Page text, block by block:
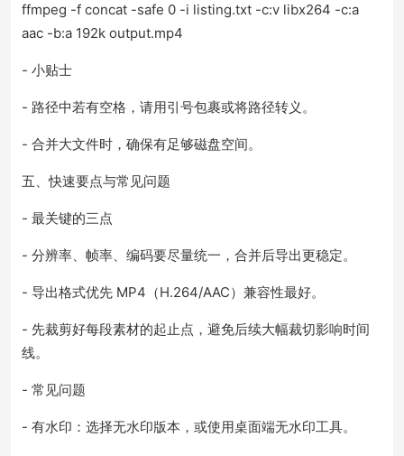
ffmpeg -f concat -safe 0 -i listing.txt -c:v libx264 -c:a
aac -b:a 192k output.mp4
- 小贴士
- 路径中若有空格，请用引号包裹或将路径转义。
- 合并大文件时，确保有足够磁盘空间。
五、快速要点与常见问题
- 最关键的三点
- 分辨率、帧率、编码要尽量统一，合并后导出更稳定。
- 导出格式优先 MP4（H.264/AAC）兼容性最好。
- 先裁剪好每段素材的起止点，避免后续大幅裁切影响时间
线。
- 常见问题
- 有水印：选择无水印版本，或使用桌面端无水印工具。